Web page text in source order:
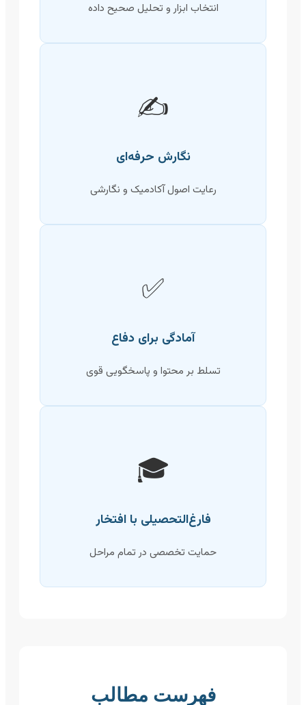
انتخاب ابزار و تحلیل صحیح داده
✍️
نگارش حرفه‌ای
رعایت اصول آکادمیک و نگارشی
✅
آمادگی برای دفاع
تسلط بر محتوا و پاسخگویی قوی
🎓
فارغ‌التحصیلی با افتخار
حمایت تخصصی در تمام مراحل
فهرست مطالب